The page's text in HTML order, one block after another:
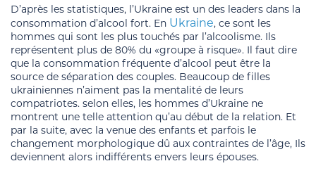
D’après les statistiques, l’Ukraine est un des leaders dans la
consommation d’alcool fort. En Ukraine, ce sont les
hommes qui sont les plus touchés par l’alcoolisme. Ils
représentent plus de 80% du «groupe à risque». Il faut dire
que la consommation fréquente d’alcool peut être la
source de séparation des couples. Beaucoup de filles
ukrainiennes n’aiment pas la mentalité de leurs
compatriotes. selon elles, les hommes d’Ukraine ne
montrent une telle attention qu’au début de la relation. Et
par la suite, avec la venue des enfants et parfois le
changement morphologique dû aux contraintes de l’âge, Ils
deviennent alors indifférents envers leurs épouses.